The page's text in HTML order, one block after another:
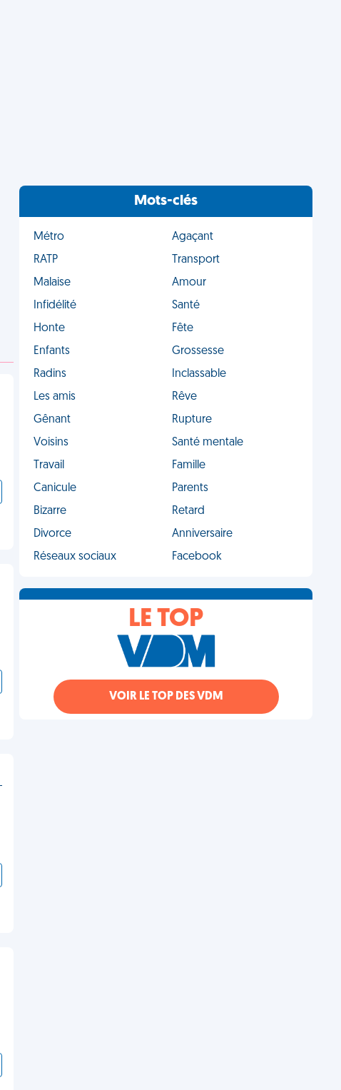
Mots-clés
Métro
Agaçant
RATP
Transport
Malaise
Amour
Infidélité
Santé
Honte
Fête
Enfants
Grossesse
Radins
Inclassable
Les amis
Rêve
Gênant
Rupture
Voisins
Santé mentale
Travail
Famille
Canicule
Parents
Bizarre
Retard
Divorce
Anniversaire
Réseaux sociaux
Facebook
LE TOP
VOIR LE TOP DES VDM